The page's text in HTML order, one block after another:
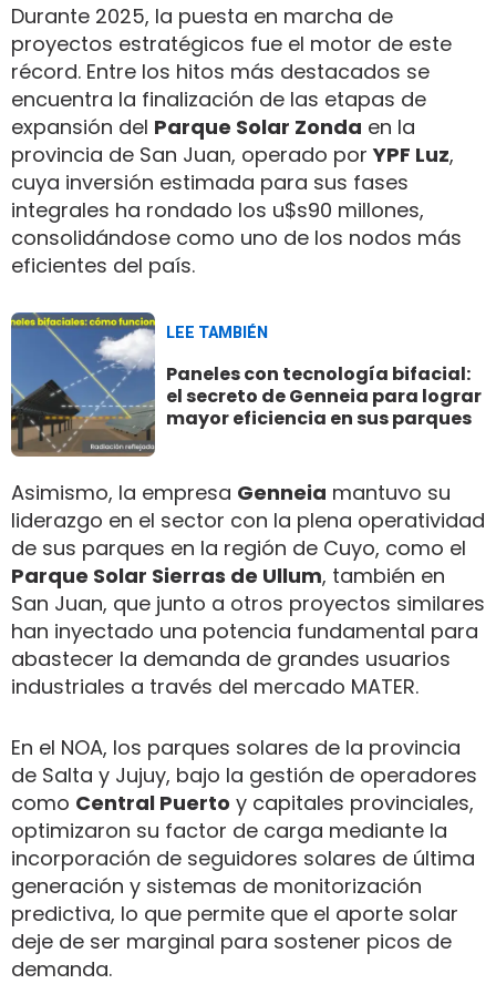
Durante 2025, la puesta en marcha de
proyectos estratégicos fue el motor de este
récord. Entre los hitos más destacados se
encuentra la finalización de las etapas de
expansión del Parque Solar Zonda en la
provincia de San Juan, operado porYPF Luz,
cuya inversión estimada para sus fases
integrales ha rondado los u$s90 millones,
consolidándose como uno de los nodos más
eficientes del país.
LEE TAMBIÉN
Paneles con tecnología bifacial:
el secreto de Genneia para lograr
mayor eficiencia en sus parques
Asimismo, la empresa Genneia mantuvo su
liderazgo en el sector con la plena operatividad
de sus parques en la región de Cuyo, como el
Parque Solar Sierras de Ullum, también en
San Juan, que junto a otros proyectos similares
han inyectado una potencia fundamental para
abastecer la demanda de grandes usuarios
industriales a través del mercado MATER.
En el NOA, los parques solares de la provincia
de Salta y Jujuy, bajo la gestión de operadores
como Central Puerto y capitales provinciales,
optimizaron su factor de carga mediante la
incorporación de seguidores solares de última
generación y sistemas de monitorización
predictiva, lo que permite que el aporte solar
deje de ser marginal para sostener picos de
demanda.